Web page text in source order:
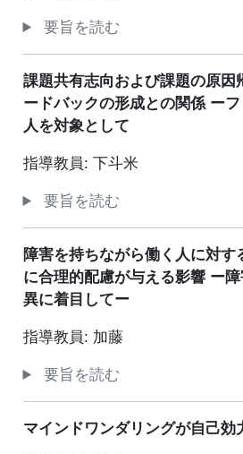
要旨を読む
課題共有志向および課題の原因
ードバックの形成との関係 ー
人を対象として
指導教員: 下斗米
要旨を読む
障害を持ちながら働く人に対す
に合理的配慮が与える影響 ー
異に着目してー
指導教員: 加藤
要旨を読む
マインドワンダリングが自己効